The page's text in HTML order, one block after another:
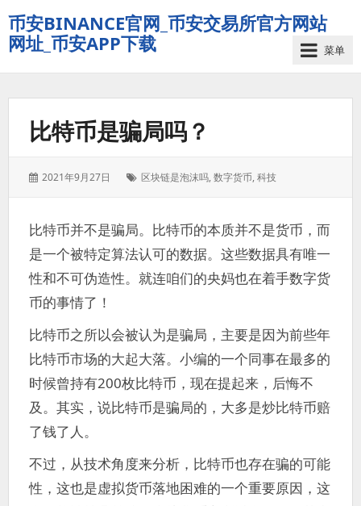
币安BINANCE官网_币安交易所官方网站
网址_币安APP下载
菜单
比特币是骗局吗？
发
2021年9月27日
标
区块链是泡沫吗,数字货币,科技
比特币并不是骗局。比特币的本质并不是货币，而
是一个被特定算法认可的数据。这些数据具有唯一
性和不可伪造性。就连咱们的央妈也在着手数字货
币的事情了！
比特币之所以会被认为是骗局，主要是因为前些年
比特币市场的大起大落。小编的一个同事在最多的
时候曾持有200枚比特币，现在提起来，后悔不
及。其实，说比特币是骗局的，大多是炒比特币赔
了钱了人。
不过，从技术角度来分析，比特币也存在骗的可能
性，这也是虚拟货币落地困难的一个重要原因，这